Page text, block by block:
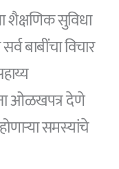
शैक्षणिक सुविधा
बाबींचा विचार
ओळखपत्र देणे
समस्यांचे